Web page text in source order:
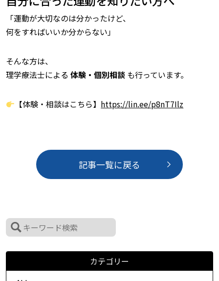
「運動が大切なのは分かったけど、
何をすればいいか分からない」
そんな方は、
理学療法士による 体験・個別相談 も行っています。
【体験・相談はこちら】 https://lin.ee/p8nT7Ilz
記事一覧に戻る
カテゴリー